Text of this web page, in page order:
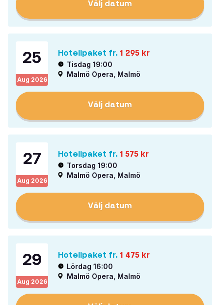
Välj datum
25
Aug 2026
Hotellpaket fr. 1 295 kr
Tisdag 19:00
Malmö Opera, Malmö
Välj datum
27
Aug 2026
Hotellpaket fr. 1 575 kr
Torsdag 19:00
Malmö Opera, Malmö
Välj datum
29
Aug 2026
Hotellpaket fr. 1 475 kr
Lördag 16:00
Malmö Opera, Malmö